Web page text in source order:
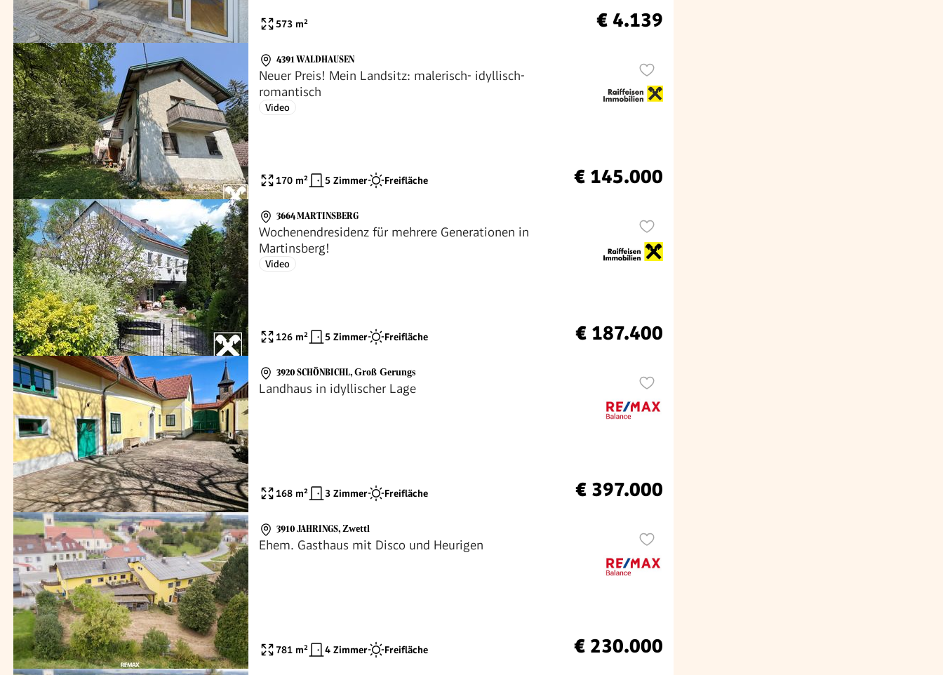
573 m² € 4.139
4391 WALDHAUSEN
Neuer Preis! Mein Landsitz: malerisch- idyllisch-
romantisch
Video
170 m² 5 Zimmer Freifläche € 145.000
3664 MARTINSBERG
Wochenendresidenz für mehrere Generationen in
Martinsberg!
Video
126 m² 5 Zimmer Freifläche € 187.400
3920 SCHÖNBICHL, Groß Gerungs
Landhaus in idyllischer Lage
168 m² 3 Zimmer Freifläche € 397.000
3910 JAHRINGS, Zwettl
Ehem. Gasthaus mit Disco und Heurigen
781 m² 4 Zimmer Freifläche € 230.000